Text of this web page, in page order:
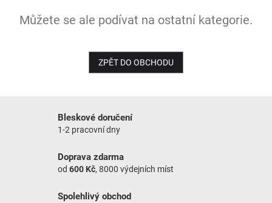
NOVINKY
Můžete se ale podívat na ostatní kategorie.
ZPĚT DO OBCHODU
Bleskové doručení
1-2 pracovní dny
Doprava zdarma
od 600 Kč, 8000 výdejních míst
Spolehlivý obchod